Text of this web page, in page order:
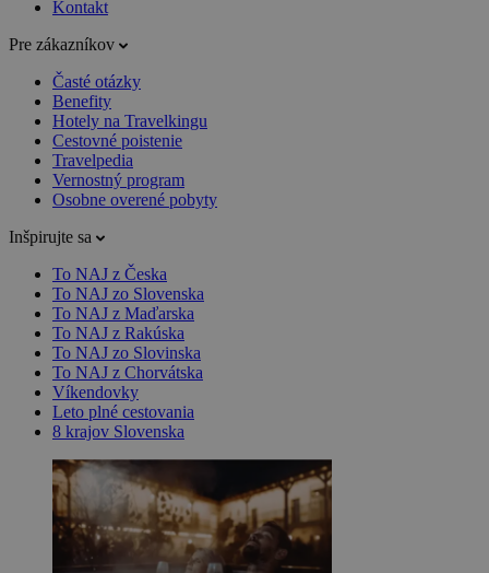
Kontakt
Pre zákazníkov
Časté otázky
Benefity
Hotely na Travelkingu
Cestovné poistenie
Travelpedia
Vernostný program
Osobne overené pobyty
Inšpirujte sa
To NAJ z Česka
To NAJ zo Slovenska
To NAJ z Maďarska
To NAJ z Rakúska
To NAJ zo Slovinska
To NAJ z Chorvátska
Víkendovky
Leto plné cestovania
8 krajov Slovenska